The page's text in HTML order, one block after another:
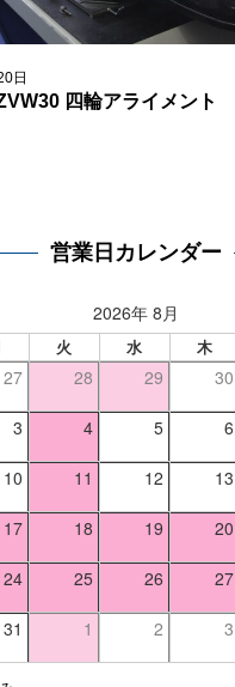
日
四輪アライメント
営業日カレンダー
2026年 8月
火 水 木
27 28 29 30
3 4 5 6
10 11 12 13
17 18 19 20
24 25 26 27
31 1 2 3